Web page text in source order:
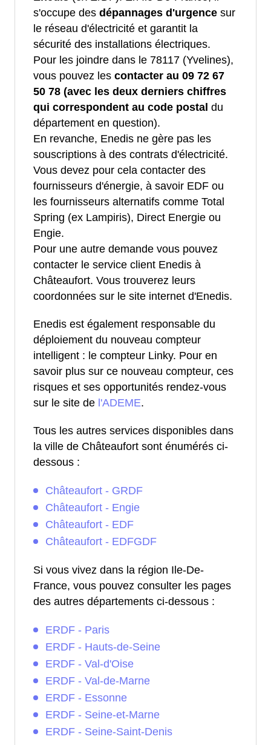
s'occupe des dépannages d'urgence sur
le réseau d'électricité et garantit la
sécurité des installations électriques.
Pour les joindre dans le 78117 (Yvelines),
vous pouvez les contacter au 09 72 67
50 78 (avec les deux derniers chiffres
qui correspondent au code postal du
département en question).
En revanche, Enedis ne gère pas les
souscriptions à des contrats d'électricité.
Vous devez pour cela contacter des
fournisseurs d'énergie, à savoir EDF ou
les fournisseurs alternatifs comme Total
Spring (ex Lampiris), Direct Energie ou
Engie.
Pour une autre demande vous pouvez
contacter le service client Enedis à
Châteaufort. Vous trouverez leurs
coordonnées sur le site internet d'Enedis.
Enedis est également responsable du
déploiement du nouveau compteur
intelligent : le compteur Linky. Pour en
savoir plus sur ce nouveau compteur, ces
risques et ses opportunités rendez-vous
sur le site de l'ADEME.
Tous les autres services disponibles dans
la ville de Châteaufort sont énumérés ci-
dessous :
Châteaufort - GRDF
Châteaufort - Engie
Châteaufort - EDF
Châteaufort - EDFGDF
Si vous vivez dans la région Ile-De-
France, vous pouvez consulter les pages
des autres départements ci-dessous :
ERDF - Paris
ERDF - Hauts-de-Seine
ERDF - Val-d'Oise
ERDF - Val-de-Marne
ERDF - Essonne
ERDF - Seine-et-Marne
ERDF - Seine-Saint-Denis